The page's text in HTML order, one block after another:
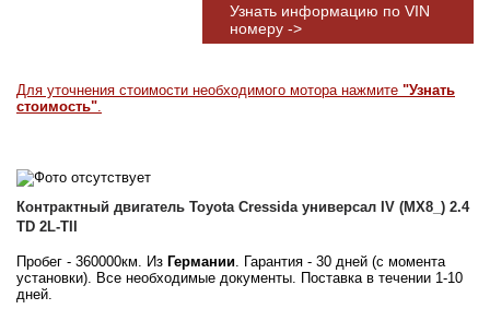
Узнать информацию по VIN
номеру ->
Для уточнения стоимости необходимого мотора нажмите "Узнать
стоимость"
Контрактный двигатель Toyota Cressida универсал IV (MX8_) 2.4
TD 2L-TII
Пробег - 360000км. Из Германии . Гарантия - 30 дней (с момента
установки). Все необходимые документы. Поставка в течении 1-10
дней.